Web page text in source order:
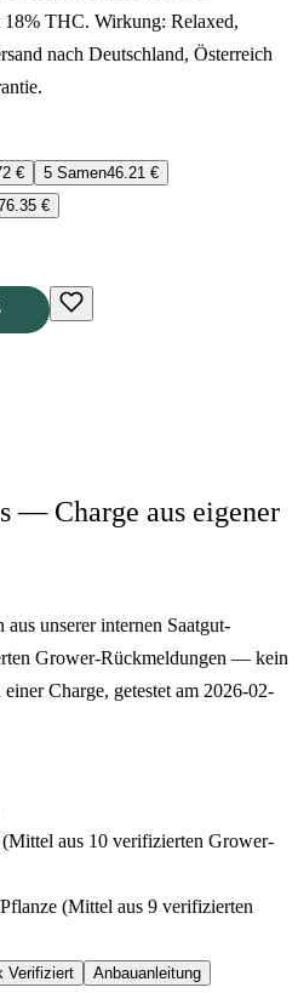
THC. Wirkung: Relaxed,
nach Deutschland, Österreich
€ 5 Samen46.21 €
€
— Charge aus eigener
unserer internen Saatgut-
Grower-Rückmeldungen — kein
Charge, getestet am 2026-02-
(Mittel aus 10 verifizierten Grower-
(Mittel aus 9 verifizierten
Verifiziert Anbauanleitung